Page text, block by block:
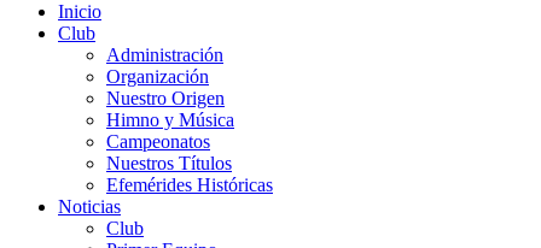
Inicio
Club
Administración
Organización
Nuestro Origen
Himno y Música
Campeonatos
Nuestros Títulos
Efemérides Históricas
Noticias
Club